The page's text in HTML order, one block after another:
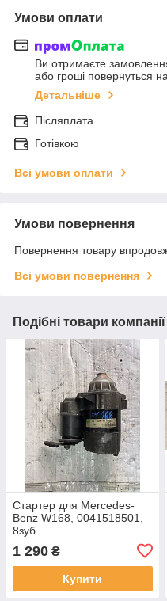
Умови оплати
Ви отримаєте
або гроші повернуться
Детальніше
Післяплата
Готівкою
Всі умови оплати
Умови повернення
Повернення товару
Всі умови повернення
Подібні товари компанії
Стартер для Mercedes-
Benz W168, 0041518501,
8зуб
1 290 ₴
Купити